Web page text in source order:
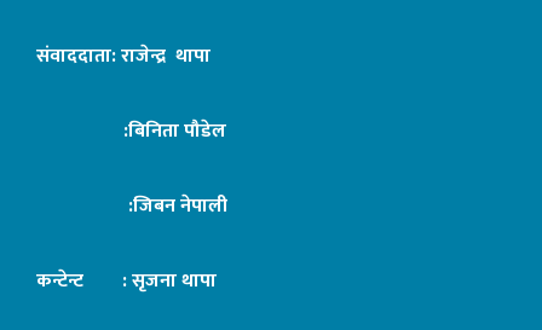
संवाददाता: राजेन्द्र थापा
:बिनिता पौडेल
:जिबन नेपाली
कन्टेन्ट : सृजना थापा